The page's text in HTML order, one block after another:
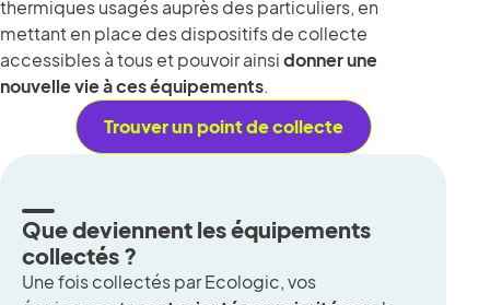
thermiques usagés auprès des particuliers, en
mettant en place des dispositifs de collecte
accessibles à tous et pouvoir ainsidonner une
nouvelle vie à ces équipements.
Trouver un point de collecte
Que deviennent les équipements
collectés ?
Une fois collectés par Ecologic, vos